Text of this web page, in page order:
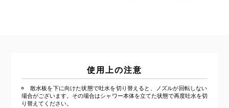
使用上の注意
散水板を下に向けた状態で吐水を切り替えると、ノズルが回転しない
場合がございます。その場合はシャワー本体を立てた状態で再度吐水を切
り替えてください。